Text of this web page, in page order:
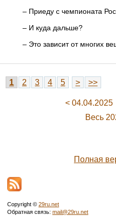
– Приеду с чемпионата
– И куда дальше?
– Это зависит от многих
1 2 3 4 5 > >>
< 04.04.2025
Весь
Полная
Copyright © 29ru.net
Обратная связь: mail@29ru.net